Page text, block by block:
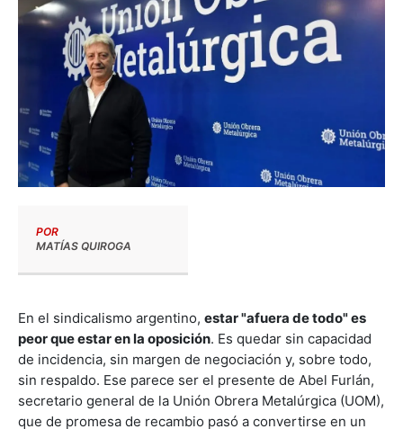
POR
MATÍAS QUIROGA
En el sindicalismo argentino, estar "afuera de todo" es
peor que estar en la oposición. Es quedar sin capacidad
de incidencia, sin margen de negociación y, sobre todo,
sin respaldo. Ese parece ser el presente de Abel Furlán,
secretario general de la Unión Obrera Metalúrgica (UOM),
que de promesa de recambio pasó a convertirse en un